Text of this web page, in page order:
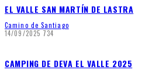
EL VALLE SAN MARTÍN DE LASTRA
Camino de Santiago
14/09/2025 734
CAMPING DE DEVA EL VALLE 2025